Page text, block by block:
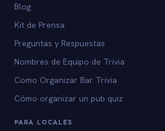
Blog
Kit de Prensa
Preguntas y Respuestas
Nombres de Equipo de Trivia
Como Organizar Bar Trivia
Cómo organizar un pub quiz
PARA LOCALES